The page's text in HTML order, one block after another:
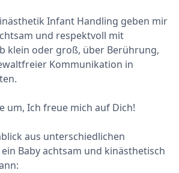
Infant Handling geben mir
und respektvoll mit
klein oder groß, über Berührung,
Kommunikation in
um, Ich freue mich auf Dich!
aus unterschiedlichen
Baby achtsam und kinästhetisch